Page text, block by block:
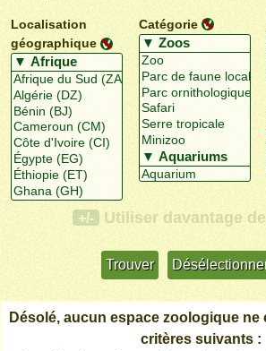
Localisation
géographique
Catégorie
+/- Utiliser davantage
Désolé, aucun espace zoologique
critères suivants :